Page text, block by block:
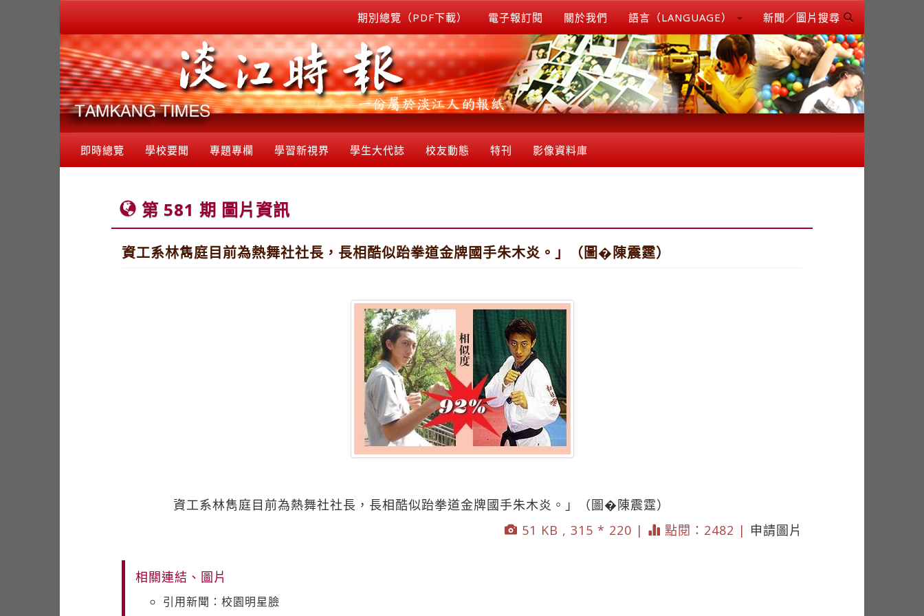
期別總覽（PDF下載） 電子報訂閱 關於我們 語言（LANGUAGE） 新聞／圖片搜尋
即時總覽 學校要聞 專題專欄 學習新視界 學生大代誌 校友動態 特刊 影像資料庫
第 581 期 圖片資訊
資工系林雋庭目前為熱舞社社長，長相酷似跆拳道金牌國手朱木炎。」（圖�陳震霆）
資工系林雋庭目前為熱舞社社長，長相酷似跆拳道金牌國手朱木炎。」（圖�陳震霆）
51 KB , 315 * 220 |
點閱：2482 | 申請圖片
相關連結、圖片
引用新聞：校園明星臉